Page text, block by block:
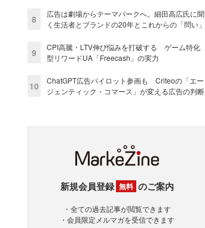
8
広告は劇場からテーマパークへ。細田高広氏に聞
く生活者とブランドの20年とこれからの「問い」
9
CPI高騰・LTV伸び悩みを打破する ゲーム特化
型リワードUA「Freecash」の実力
10
ChatGPT広告パイロット参画も Criteoの「エー
ジェンティック・コマース」が変える広告の判断
新規会員登録 無料 のご案内
・全ての過去記事が閲覧できます
・会員限定メルマガを受信できます